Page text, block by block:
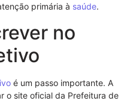
primária à saúde.
no
é um passo importante. A
o site oficial da Prefeitura de